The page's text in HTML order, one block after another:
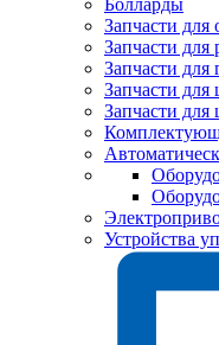
Болларды
Запчасти для
Запчасти
Запчасти для
Запчасти для
Запчасти для
Устройства